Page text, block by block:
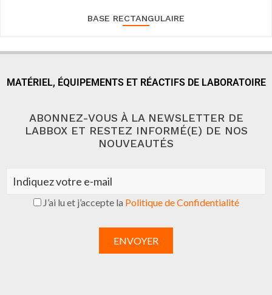
BASE RECTANGULAIRE
MATÉRIEL, ÉQUIPEMENTS ET RÉACTIFS DE LABORATOIRE
ABONNEZ-VOUS À LA NEWSLETTER DE
LABBOX ET RESTEZ INFORMÉ(E) DE NOS
NOUVEAUTÉS
J’ai lu et j’accepte la Politique de Confidentialité